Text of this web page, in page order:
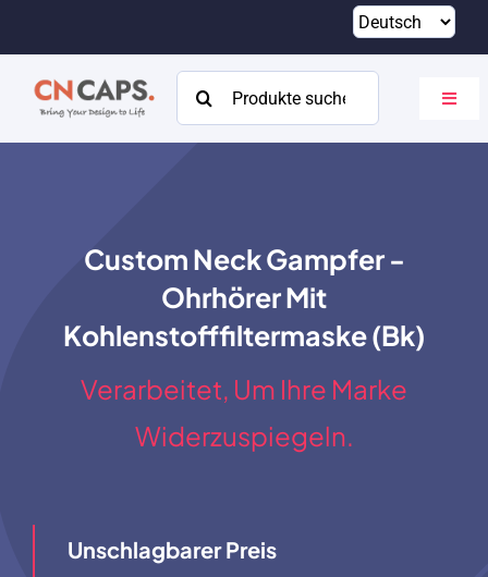
springen
Suchen
nach:
Katalog
Ressourcen
Custom Neck Gampfer -
Ohrhörer Mit
Kohlenstofffiltermaske (Bk)
Verarbeitet, Um Ihre Marke
Widerzuspiegeln.
Unschlagbarer Preis